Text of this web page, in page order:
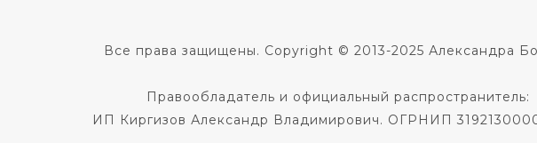
Все права защищены. Copyright © 2013-2025 Александра
Правообладатель и официальный распространитель:
ИП Киргизов Александр Владимирович. ОГРНИП